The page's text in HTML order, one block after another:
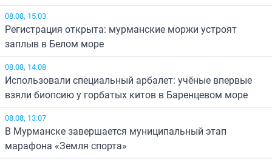
08.08, 15:03
Регистрация открыта: мурманские моржи устроят
заплыв в Белом море
08.08, 14:08
Использовали специальный арбалет: учёные впервые
взяли биопсию у горбатых китов в Баренцевом море
08.08, 13:07
В Мурманске завершается муниципальный этап
марафона «Земля спорта»